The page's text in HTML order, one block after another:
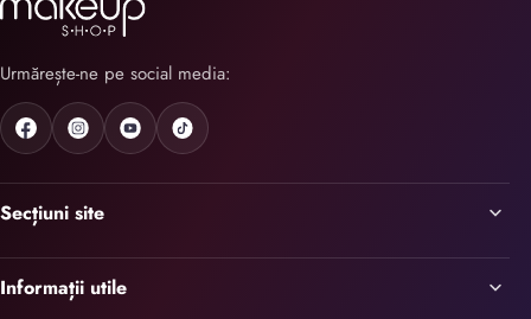
Urmărește-ne pe social media:
Secțiuni site
Informații utile